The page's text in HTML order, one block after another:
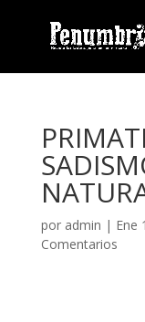
por admin | Ene
Comentarios